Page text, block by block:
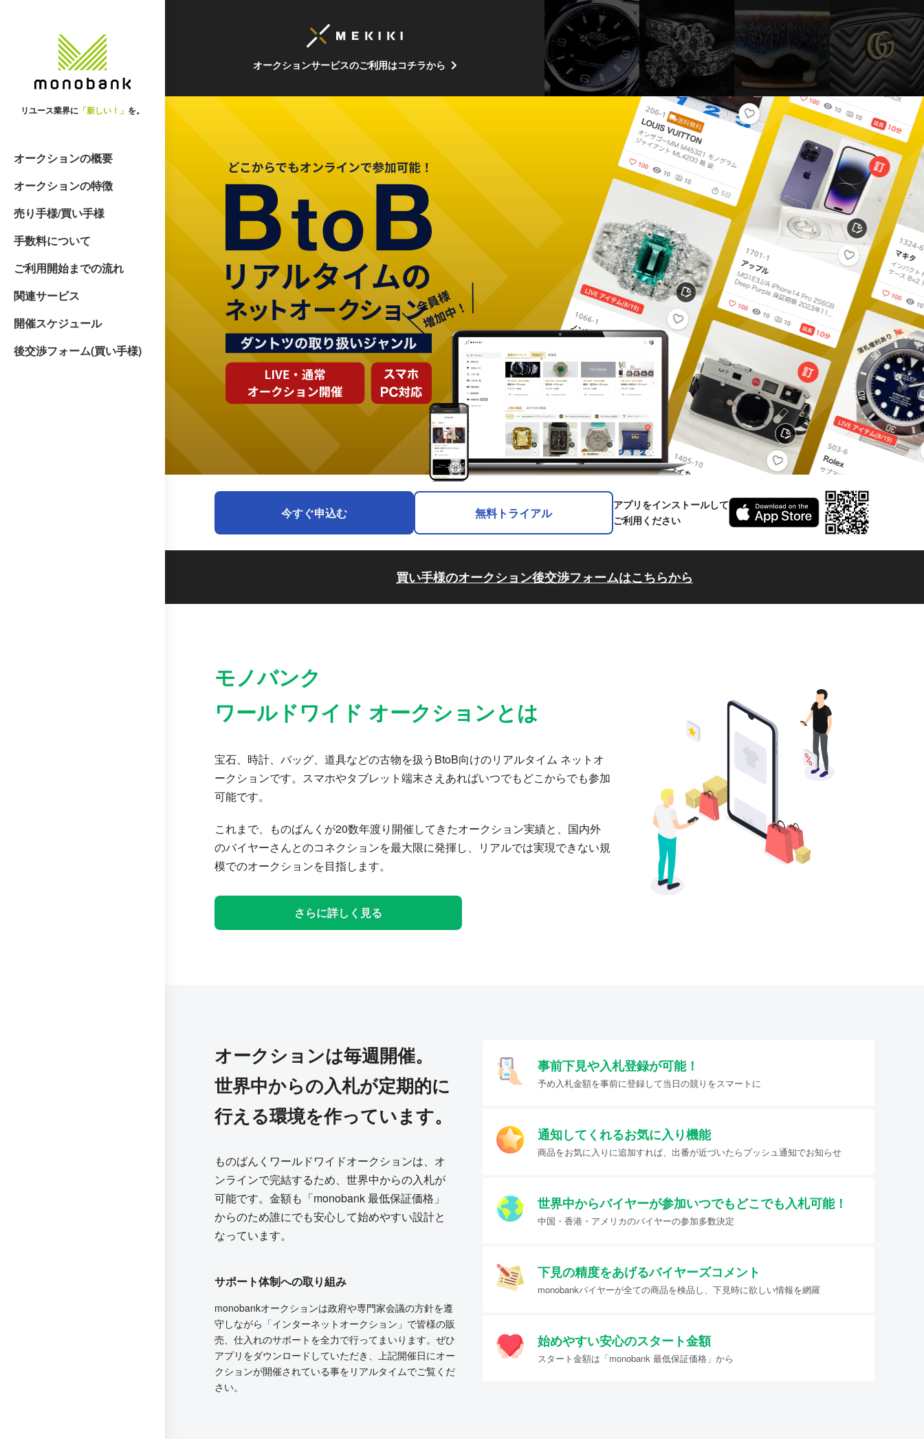
リユース業界に 「新しい！」 を。
オークションの概要
オークションの特徴
売り手様/買い手様
手数料について
ご利用開始までの流れ
関連サービス
開催スケジュール
後交渉フォーム(買い手様)
オークションサービスのご利用はコチラから
今すぐ申込む 無料トライアル
アプリをインストールして
ご利用ください
買い手様のオークション後交渉フォームはこちらから
モノバンク
ワールドワイド オークションとは
宝石、時計、バッグ、道具などの古物を扱うBtoB向けのリアルタイム ネットオ
ークションです。スマホやタブレット端末さえあればいつでもどこからでも参加
可能です。
これまで、ものばんくが20数年渡り開催してきたオークション実績と、国内外
のバイヤーさんとのコネクションを最大限に発揮し、リアルでは実現できない規
模でのオークションを目指します。
さらに詳しく見る
オークションは毎週開催。
世界中からの入札が定期的に
行える環境を作っています。
ものばんくワールドワイドオークションは、オ
ンラインで完結するため、世界中からの入札が
可能です。金額も「monobank 最低保証価格」
からのため誰にでも安心して始めやすい設計と
なっています。
事前下見や入札登録が可能！
予め入札金額を事前に登録して当日の競りをスマートに
通知してくれるお気に入り機能
商品をお気に入りに追加すれば、出番が近づいたらプッシュ通知でお知らせ
世界中からバイヤーが参加いつでもどこでも入札可能！
中国・香港・アメリカのバイヤーの参加多数決定
下見の精度をあげるバイヤーズコメント
monobankバイヤーが全ての商品を検品し、下見時に欲しい情報を網羅
始めやすい安心のスタート金額
スタート金額は「monobank 最低保証価格」から
サポート体制への取り組み
monobankオークションは政府や専門家会議の方針を遵
守しながら「インターネットオークション」で皆様の販
売、仕入れのサポートを全力で行ってまいります。ぜひ
アプリをダウンロードしていただき、上記開催日にオー
クションが開催されている事をリアルタイムでご覧くだ
さい。